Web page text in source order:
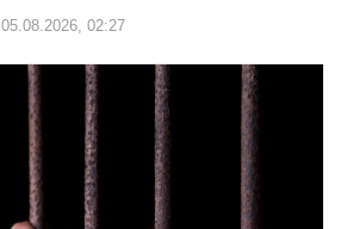
05.08.2026, 02:27